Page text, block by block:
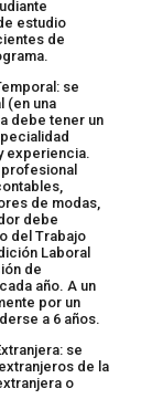
estudio
de
se
(en una
debe tener un
experiencia.
de modas,
debe
del Trabajo
Laboral
de
año. A un
por un
a 6 años.
se
de la
o